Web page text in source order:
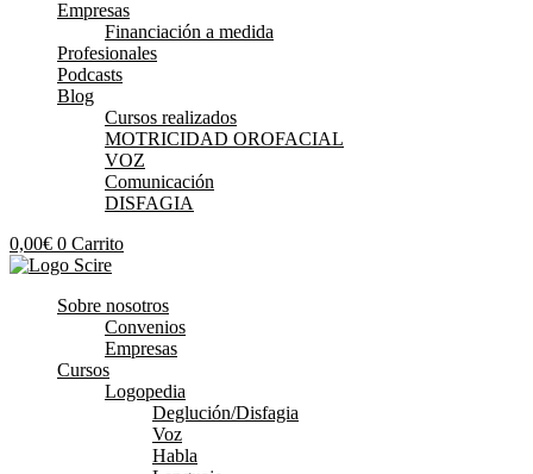
Empresas
Financiación a medida
Profesionales
Podcasts
Blog
Cursos realizados
MOTRICIDAD OROFACIAL
VOZ
Comunicación
DISFAGIA
0,00€ 0 Carrito
Sobre nosotros
Convenios
Empresas
Cursos
Logopedia
Deglución/Disfagia
Voz
Habla